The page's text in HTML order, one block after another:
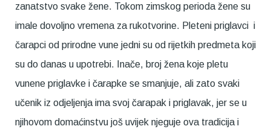
zanatstvo svake žene. Tokom zimskog perioda žene su
imale dovoljno vremena za rukotvorine. Pleteni priglavci i
čarapci od prirodne vune jedni su od rijetkih predmeta koji
su do danas u upotrebi. Inače, broj žena koje pletu
vunene priglavke i čarapke se smanjuje, ali zato svaki
učenik iz odjeljenja ima svoj čarapak i priglavak, jer se u
njihovom domaćinstvu još uvijek njeguje ova tradicija i